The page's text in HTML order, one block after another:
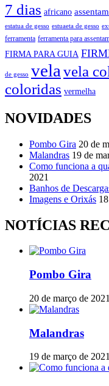
7 dias africano
estatua de gesso estuaeta de gesso
ferramenta ferramenta para
FIRMA PARA GUIA
de gesso vela vela
coloridas vermelha
NOVIDADES
Pombo Gira 20 de
Malandras 19 de
Como funciona a
2021
Banhos de
Imagens e Orixás
NOTÍCIAS
Pombo Gira
20 de março de 2021
Malandras
19 de março de 2021